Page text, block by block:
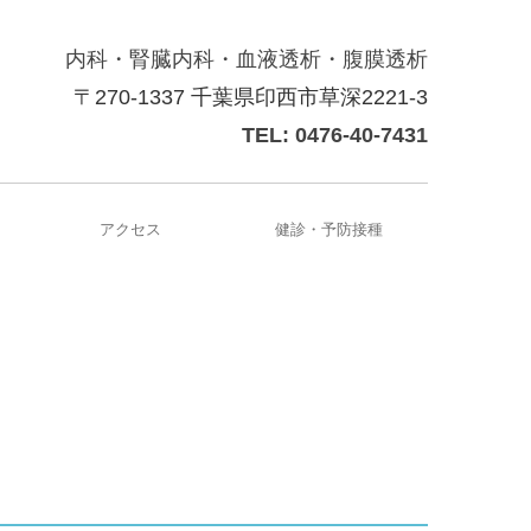
内科・腎臓内科・血液透析・腹膜透析
〒270-1337 千葉県印西市草深2221-3
TEL: 0476-40-7431
アクセス 健診・予防接種